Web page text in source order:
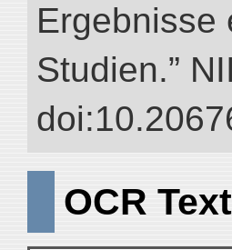
Ergebnisse
Studien.”
OCR Text